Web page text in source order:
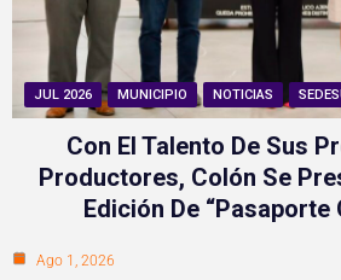
JUL 2026 MUNICIPIO NOTICIAS
Con El Talento De Sus
Productores, Colón Se
Edición De “Pasaporte
Ago 1, 2026